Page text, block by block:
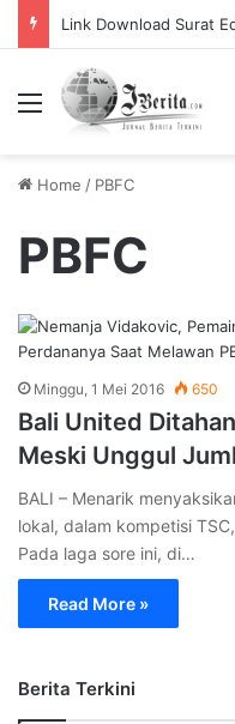
Link Download Surat
Menu
Home / PBFC
PBFC
Minggu, 1 Mei 2016 650
Bali United
Meski Unggul
BALI – Menarik
lokal, dalam kompetisi
Pada laga sore ini, di…
Read More »
Berita Terkini